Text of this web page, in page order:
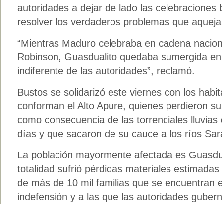
autoridades a dejar de lado las celebraciones
resolver los verdaderos problemas que
“Mientras Maduro celebraba en cadena
Robinson, Guasdualito quedaba sumergida
indiferente de las autoridades”, reclamó.
Bustos se solidarizó este viernes con los
conforman el Alto Apure, quienes perdieron
como consecuencia de las torrenciales
días y que sacaron de su cauce a los ríos
La población mayormente afectada es
totalidad sufrió pérdidas materiales
de más de 10 mil familias que se encuentran
indefensión y a las que las autoridades